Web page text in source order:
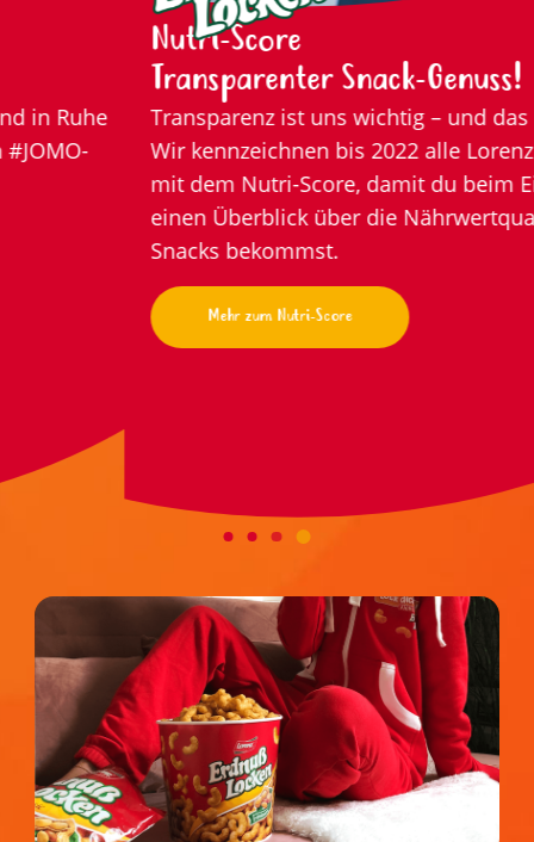
MIT UNS
ARBEITEN
Nutri-Score
Transparenter Snack-Genuss!
Transparenz ist uns wichtig – und das zeigen wir:
Wir kennzeichnen bis 2022 alle Lorenz Produkte
mit dem Nutri-Score, damit du beim Einkauf direkt
einen Überblick über die Nährwertqualität unserer
Snacks bekommst.
Mehr zum Nutri-Score